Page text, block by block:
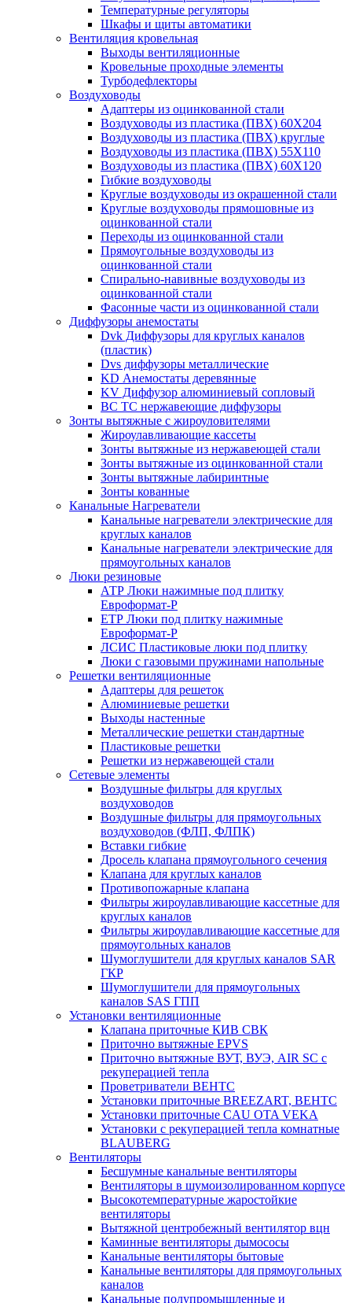
Температурные регуляторы
Шкафы и щиты автоматики
Вентиляция кровельная
Выходы вентиляционные
Кровельные проходные элементы
Турбодефлекторы
Воздуховоды
Адаптеры из оцинкованной стали
Воздуховоды из пластика (ПВХ) 60Х204
Воздуховоды из пластика (ПВХ) круглые
Воздуховоды из пластика (ПВХ) 55Х110
Воздуховоды из пластика (ПВХ) 60Х120
Гибкие воздуховоды
Круглые воздуховоды из окрашенной стали
Круглые воздуховоды прямошовные из
оцинкованной стали
Переходы из оцинкованной стали
Прямоугольные воздуховоды из
оцинкованной стали
Спирально-навивные воздуховоды из
оцинкованной стали
Фасонные части из оцинкованной стали
Диффузоры анемостаты
Dvk Диффузоры для круглых каналов
(пластик)
Dvs диффузоры металлические
KD Анемостаты деревянные
KV Диффузор алюминиевый сопловый
ВС ТС нержавеющие диффузоры
Зонты вытяжные с жироуловителями
Жироулавливающие кассеты
Зонты вытяжные из нержавеющей стали
Зонты вытяжные из оцинкованной стали
Зонты вытяжные лабиринтные
Зонты кованные
Канальные Нагреватели
Канальные нагреватели электрические для
круглых каналов
Канальные нагреватели электрические для
прямоугольных каналов
Люки резиновые
АТР Люки нажимные под плитку
Евроформат-Р
ЕТР Люки под плитку нажимные
Евроформат-Р
ЛСИС Пластиковые люки под плитку
Люки с газовыми пружинами напольные
Решетки вентиляционные
Адаптеры для решеток
Алюминиевые решетки
Выходы настенные
Металлические решетки стандартные
Пластиковые решетки
Решетки из нержавеющей стали
Сетевые элементы
Воздушные фильтры для круглых
воздуховодов
Воздушные фильтры для прямоугольных
воздуховодов (ФЛП, ФЛПК)
Вставки гибкие
Дросель клапана прямоугольного сечения
Клапана для круглых каналов
Противопожарные клапана
Фильтры жироулавливающие кассетные для
круглых каналов
Фильтры жироулавливающие кассетные для
прямоугольных каналов
Шумоглушители для круглых каналов SAR
ГКР
Шумоглушители для прямоугольных
каналов SAS ГПП
Установки вентиляционные
Клапана приточные КИВ СВК
Приточно вытяжные EPVS
Приточно вытяжные ВУТ, ВУЭ, AIR SC с
рекуперацией тепла
Проветриватели ВЕНТС
Установки приточные BREEZART, ВЕНТС
Установки приточные CAU OTA VEKA
Установки с рекуперацией тепла комнатные
BLAUBERG
Вентиляторы
Бесшумные канальные вентиляторы
Вентиляторы в шумоизолированном корпусе
Высокотемпературные жаростойкие
вентиляторы
Вытяжной центробежный вентилятор вцн
Каминные вентиляторы дымососы
Канальные вентиляторы бытовые
Канальные вентиляторы для прямоугольных
каналов
Канальные полупромышленные и